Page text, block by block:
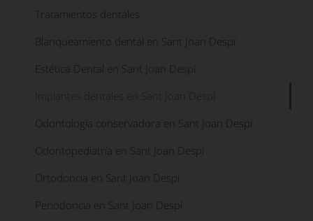
Tratamientos dentales
Blanqueamiento dental en Sant Joan Despí
Estética Dental en Sant Joan Despí
Odontología conservadora en Sant Joan Despí
Odontopediatría en Sant Joan Despí
Ortodoncia en Sant Joan Despí
Periodoncia en Sant Joan Despí